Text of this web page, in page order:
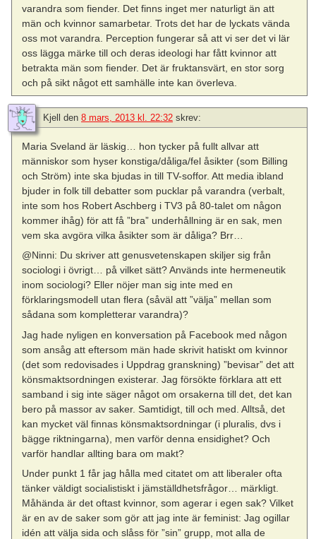
varandra som fiender. Det finns inget mer naturligt än att
män och kvinnor samarbetar. Trots det har de lyckats vända
oss mot varandra. Perception fungerar så att vi ser det vi lär
oss lägga märke till och deras ideologi har fått kvinnor att
betrakta män som fiender. Det är fruktansvärt, en stor sorg
och på sikt något ett samhälle inte kan överleva.
Kjell den 8 mars, 2013 kl. 22:32 skrev:
Maria Sveland är läskig… hon tycker på fullt allvar att
människor som hyser konstiga/dåliga/fel åsikter (som Billing
och Ström) inte ska bjudas in till TV-soffor. Att media ibland
bjuder in folk till debatter som pucklar på varandra (verbalt,
inte som hos Robert Aschberg i TV3 på 80-talet om någon
kommer ihåg) för att få ”bra” underhållning är en sak, men
vem ska avgöra vilka åsikter som är dåliga? Brr…
@Ninni: Du skriver att genusvetenskapen skiljer sig från
sociologi i övrigt… på vilket sätt? Används inte hermeneutik
inom sociologi? Eller nöjer man sig inte med en
förklaringsmodell utan flera (såväl att ”välja” mellan som
sådana som kompletterar varandra)?
Jag hade nyligen en konversation på Facebook med någon
som ansåg att eftersom män hade skrivit hatiskt om kvinnor
(det som redovisades i Uppdrag granskning) ”bevisar” det att
könsmaktsordningen existerar. Jag försökte förklara att ett
samband i sig inte säger något om orsakerna till det, det kan
bero på massor av saker. Samtidigt, till och med. Alltså, det
kan mycket väl finnas könsmaktsordningar (i pluralis, dvs i
bägge riktningarna), men varför denna ensidighet? Och
varför handlar allting bara om makt?
Under punkt 1 får jag hålla med citatet om att liberaler ofta
tänker väldigt socialistiskt i jämställdhetsfrågor… märkligt.
Måhända är det oftast kvinnor, som agerar i egen sak? Vilket
är en av de saker som gör att jag inte är feminist: Jag ogillar
idén att välja sida och slåss för ”sin” grupp, mot alla de